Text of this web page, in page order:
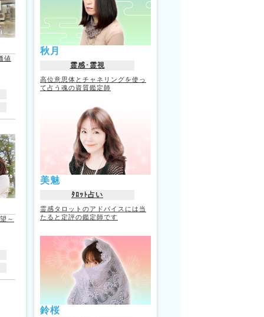
値
～
秋月
霊感･霊視
高位意思体とチャネリングを使っ
て占う魂の資質鑑定師
美魅
ﾀﾛｯﾄ占い
霊感タロットのアドバイスには当
たると定評の鑑定師です
鈴桜